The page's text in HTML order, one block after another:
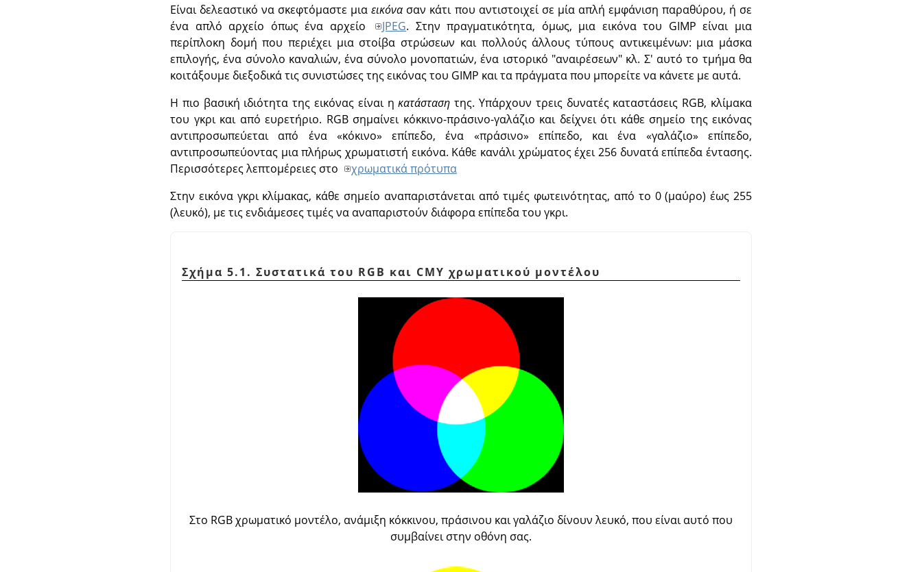
Είναι δελεαστικό να σκεφτόμαστε μιαεικόνα σαν κάτι που αντιστοιχεί σε μία απλή εμφάνιση παραθύρου, ή σε
ένα απλό αρχείο όπως ένα αρχείο
JPEG. Στην πραγματικότητα, όμως, μια εικόνα του GIMP είναι μια
περίπλοκη δομή που περιέχει μια στοίβα στρώσεων και πολλούς άλλους τύπους αντικειμένων: μια μάσκα
επιλογής, ένα σύνολο καναλιών, ένα σύνολο μονοπατιών, ένα ιστορικό "αναιρέσεων" κλ. Σ' αυτό το τμήμα θα
κοιτάξουμε διεξοδικά τις συνιστώσες της εικόνας του GIMP και τα πράγματα που μπορείτε να κάνετε με αυτά.
Η πιο βασική ιδιότητα της εικόνας είναι ηκατάσταση της. Υπάρχουν τρεις δυνατές καταστάσεις RGB, κλίμακα
του γκρι και από ευρετήριο. RGB σημαίνει κόκκινο-πράσινο-γαλάζιο και δείχνει ότι κάθε σημείο της εικόνας
αντιπροσωπεύεται από ένα «κόκινο» επίπεδο, ένα «πράσινο» επίπεδο, και ένα «γαλάζιο» επίπεδο,
αντιπροσωπεύοντας μια πλήρως χρωματιστή εικόνα. Κάθε κανάλι χρώματος έχει 256 δυνατά επίπεδα έντασης.
Περισσότερες λεπτομέρειες στο
χρωματικά πρότυπα
Στην εικόνα γκρι κλίμακας, κάθε σημείο αναπαριστάνεται από τιμές φωτεινότητας, από το 0 (μαύρο) έως 255
(λευκό), με τις ενδιάμεσες τιμές να αναπαριστούν διάφορα επίπεδα του γκρι.
Σχήμα 5.1. Συστατικά του RGB και CMY χρωματικού μοντέλου
Στο RGB χρωματικό μοντέλο, ανάμιξη κόκκινου, πράσινου και γαλάζιο δίνουν λευκό, που είναι αυτό που
συμβαίνει στην οθόνη σας.